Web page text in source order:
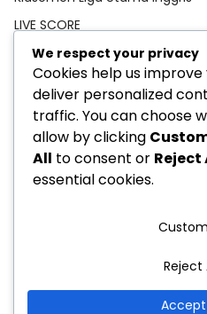
LIVE SCORE
Pedoman Media Siber
PREDIKSI BOLA
Privacy Policy
STATISTIK PEMAIN
TEBAK SKOR
Indeks Berita
We respect your privacy
Cookies help us
deliver personalized
traffic. You can choose
allow by clicking
All to consent or Reject
essential cookies.
Reject
Accept